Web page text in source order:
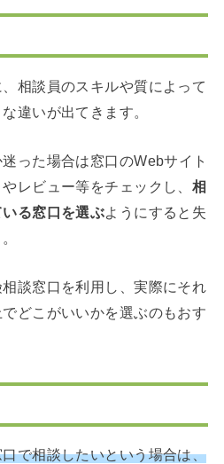
相談員のスキルや質によって
違いが出てきます。
った場合は窓口のWebサイト
レビュー等をチェックし、 相
る窓口を選ぶようにすると失
談窓口を利用し、実際にそれ
どこがいいかを選ぶのもおす
で相談したいという場合は、